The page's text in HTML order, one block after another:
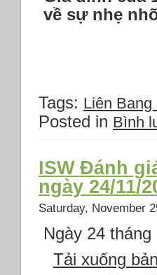
về sự nhẹ
Tags: Liên Bang
Posted in Bình
ISW Đánh
ngày 24/11/
Saturday, November
Ngày 24
Tải xuống